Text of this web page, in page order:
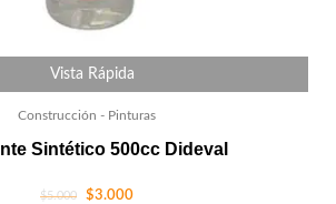
Vista Rápida
Construcción - Pinturas
Sintético 500cc Dideval
$5.000 $3.000